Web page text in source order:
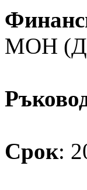
МОН
Срок: